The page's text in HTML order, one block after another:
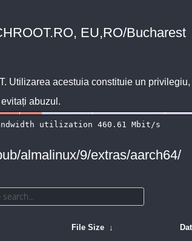
EU,RO/Bucharest
. Utilizarea acestuia constituie un
abuzul.
almalinux/9/extras/aarch64/
File Size ↓